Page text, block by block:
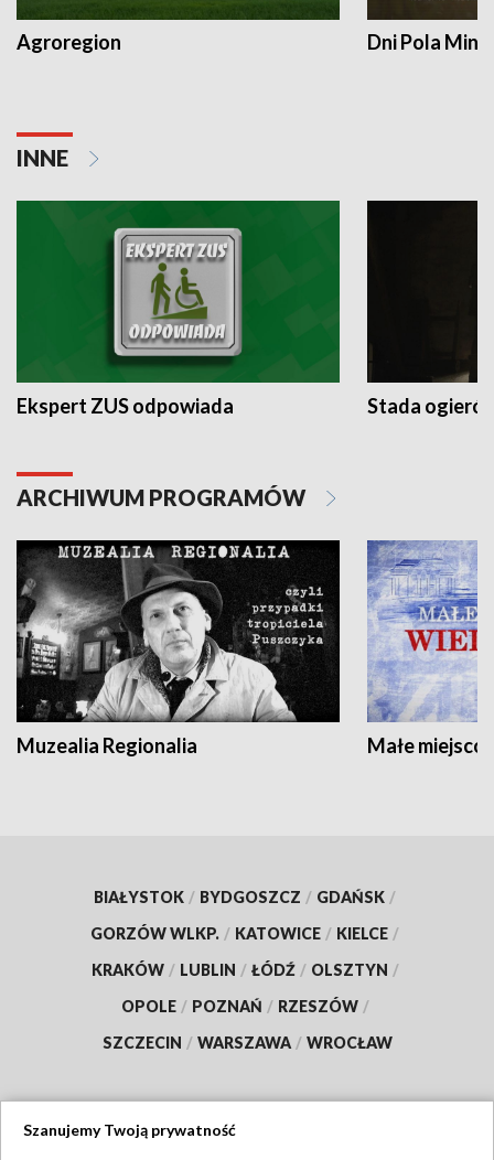
Agroregion Dni Pola
INNE
Ekspert ZUS odpowiada Stada
ARCHIWUM PROGRAMÓW
Muzealia Regionalia Małe
BIAŁYSTOK / BYDGOSZCZ / GDAŃSK /
GORZÓW WLKP. / KATOWICE / KIELCE /
KRAKÓW / LUBLIN / ŁÓDŹ / OLSZTYN /
OPOLE / POZNAŃ / RZESZÓW /
SZCZECIN / WARSZAWA / WROCŁAW
Szanujemy Twoją prywatność